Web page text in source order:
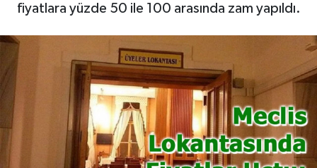
fiyatlara yüzde 50 ile 100 arasında zam yapıldı.
Asayiş
Gayrimenkul
Spor